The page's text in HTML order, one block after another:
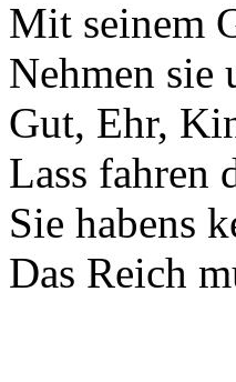
Mit seinem
Nehmen sie
Gut, Ehr,
Lass fahren
Sie habens
Das Reich